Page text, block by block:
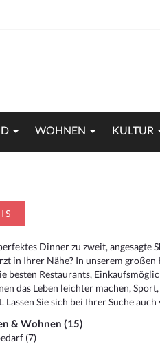
WOHNEN KULTUR
Dinner zu zweit,
in Ihrer Nähe? In unserem
Restaurants,
das Leben leichter machen,
Sie sich bei Ihrer Suche
& Wohnen (15)
(7)